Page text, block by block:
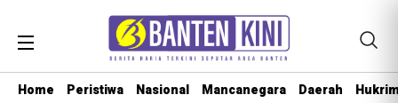
Home Peristiwa Nasional Mancanegara Daerah